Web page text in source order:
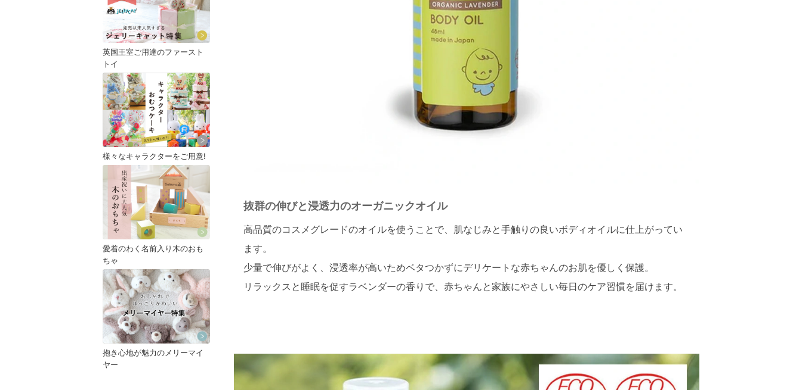
抜群の伸びと浸透力のオーガニックオイル
高品質のコスメグレードのオイルを使うことで、肌なじみと手触りの良いボディオイルに仕上がってい
ます。
少量で伸びがよく、浸透率が高いためベタつかずにデリケートな赤ちゃんのお肌を優しく保護。
リラックスと睡眠を促すラベンダーの香りで、赤ちゃんと家族にやさしい毎日のケア習慣を届けます。
英国王室ご用達のファースト
トイ
様々なキャラクターをご用意!
愛着のわく名前入り木のおも
ちゃ
抱き心地が魅力のメリーマイ
ヤー